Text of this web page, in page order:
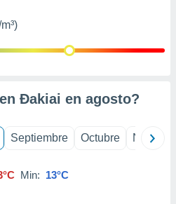
Ðakiai en agosto?
Septiembre Octubre
Min: 13°C